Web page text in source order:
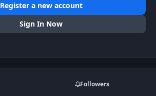
Register a new account
Sign In Now
Followers